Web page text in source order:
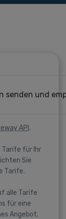
senden und
API .
für Ihr
Sie
Tarife.
alle Tarife
für eine
Angebot.